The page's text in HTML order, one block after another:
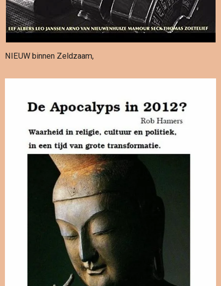
NIEUW binnen Zeldzaam,